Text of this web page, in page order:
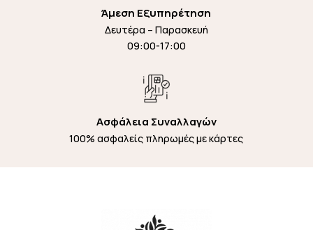
Άμεση Εξυπηρέτηση
Δευτέρα – Παρασκευή
09:00-17:00
Ασφάλεια Συναλλαγών
100% ασφαλείς πληρωμές με κάρτες